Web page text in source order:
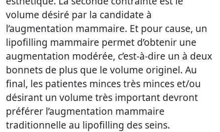
volume désiré par la candidate à
l’augmentation mammaire. Et pour cause, un
lipofilling mammaire permet d’obtenir une
augmentation modérée, c’est-à-dire un à deux
bonnets de plus que le volume originel. Au
final, les patientes minces très minces et/ou
désirant un volume très important devront
préférer l’augmentation mammaire
traditionnelle au lipofilling des seins.